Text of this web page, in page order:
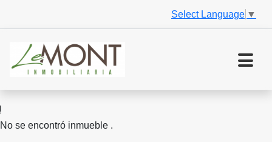
Select Language ▼
No se encontró inmueble .